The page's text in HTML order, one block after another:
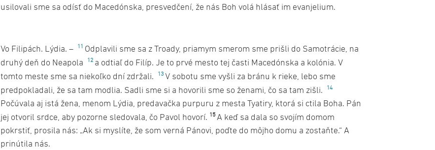
usilovali sme sa odísť do Macedónska, presvedčení, že nás Boh volá hlásať im evanjelium.
Vo Filipách. Lýdia. – 11 Odplavili sme sa z Troady, priamym smerom sme prišli do Samotrácie, na
druhý deň do Neapola
12 a odtiaľ do Filíp. Je to prvé mesto tej časti Macedónska a kolónia. V
tomto meste sme sa niekoľko dní zdržali.
13 V sobotu sme vyšli za bránu k rieke, lebo sme
predpokladali, že sa tam modlia. Sadli sme si a hovorili sme so ženami, čo sa tam zišli.
14
Počúvala aj istá žena, menom Lýdia, predavačka purpuru z mesta Tyatiry, ktorá si ctila Boha. Pán
jej otvoril srdce, aby pozorne sledovala, čo Pavol hovorí. 15 A keď sa dala so svojím domom
pokrstiť, prosila nás: „Ak si myslíte, že som verná Pánovi, poďte do môjho domu a zostaňte.“ A
prinútila nás.